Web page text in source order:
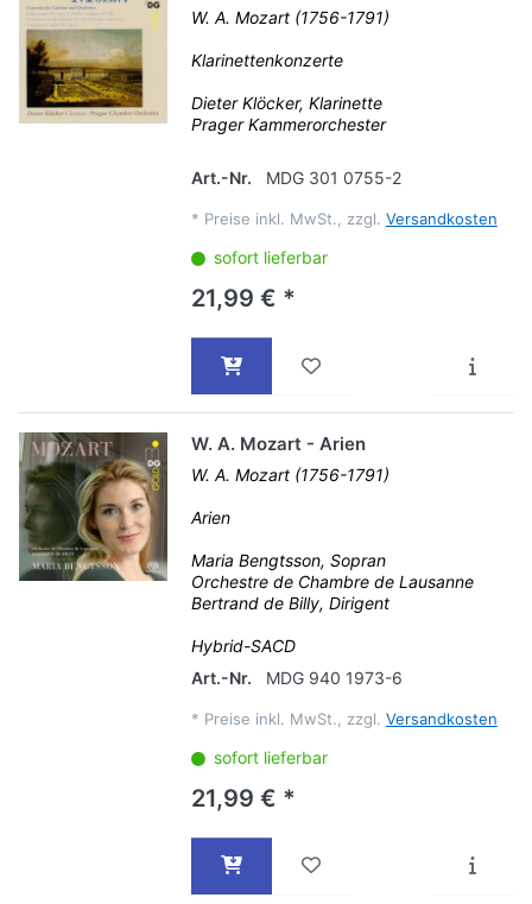
W. A. Mozart (1756-1791)
Klarinettenkonzerte
Dieter Klöcker, Klarinette
Prager Kammerorchester
Art.-Nr. MDG 301 0755-2
* Preise inkl. MwSt., zzgl. Versandkosten
sofort lieferbar
21,99 € *
W. A. Mozart - Arien
W. A. Mozart (1756-1791)
Arien
Maria Bengtsson, Sopran
Orchestre de Chambre de Lausanne
Bertrand de Billy, Dirigent
Hybrid-SACD
Art.-Nr.
MDG 940 1973-6
* Preise inkl. MwSt., zzgl. Versandkosten
sofort lieferbar
21,99 € *